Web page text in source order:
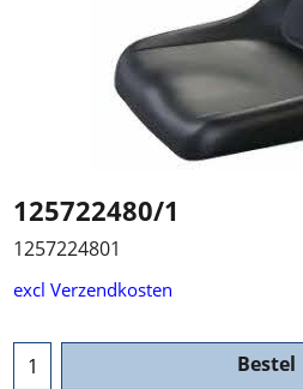
125722480/1
1257224801
excl Verzendkosten
Bestel